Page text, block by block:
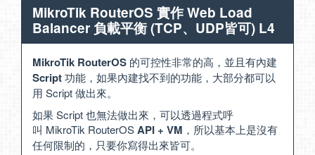
MikroTik RouterOS 實作 Web Load
Balancer 負載平衡 (TCP、UDP皆可) L4
MikroTik RouterOS 的可控性非常的高，並且有內建
Script功能，如果內建找不到的功能，大部分都可以
用 Script 做出來。
如果 Script 也無法做出來，可以透過程式呼
叫 MikroTik RouterOSAPI + VM ，所以基本上是沒有
任何限制的，只要你寫得出來皆可。